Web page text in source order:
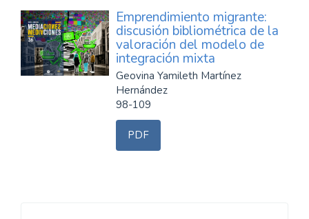
Emprendimiento migrante:
discusión bibliométrica de la
valoración del modelo de
integración mixta
Geovina Yamileth Martínez
Hernández
98-109
PDF